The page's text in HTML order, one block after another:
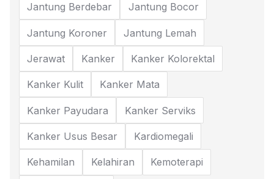
Jantung Berdebar Jantung Bocor
Jantung Koroner Jantung Lemah
Jerawat Kanker Kanker Kolorektal
Kanker Kulit Kanker Mata
Kanker Payudara Kanker Serviks
Kanker Usus Besar Kardiomegali
Kehamilan Kelahiran Kemoterapi